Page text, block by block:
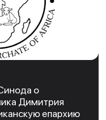
о
Димитрия
епархию